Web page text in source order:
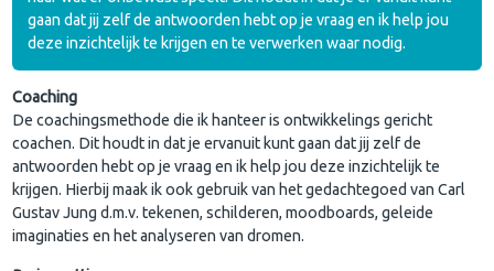
gaan dat jij zelf de antwoorden hebt op je vraag en ik help jou
deze inzichtelijk te krijgen en te verwerken waar nodig.
Coaching
De coachingsmethode die ik hanteer is ontwikkelings gericht
coachen. Dit houdt in dat je ervanuit kunt gaan dat jij zelf de
antwoorden hebt op je vraag en ik help jou deze inzichtelijk te
krijgen. Hierbij maak ik ook gebruik van het gedachtegoed van Carl
Gustav Jung d.m.v. tekenen, schilderen, moodboards, geleide
imaginaties en het analyseren van dromen.